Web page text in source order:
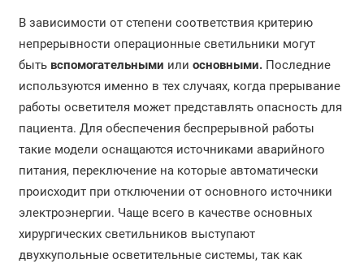
В зависимости от степени соответствия критерию
непрерывности операционные светильники могут
быть вспомогательными или основными.Последние
используются именно в тех случаях, когда прерывание
работы осветителя может представлять опасность для
пациента. Для обеспечения беспрерывной работы
такие модели оснащаются источниками аварийного
питания, переключение на которые автоматически
происходит при отключении от основного источники
электроэнергии. Чаще всего в качестве основных
хирургических светильников выступают
двухкупольные осветительные системы, так как